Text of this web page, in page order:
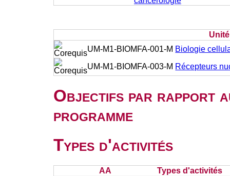
UM-M1-BIOMFA-001-M Biologie
UM-M1-BIOMFA-003-M Récepteurs
Objectifs par rapport
programme
Types d'activités
AA Types d'activités